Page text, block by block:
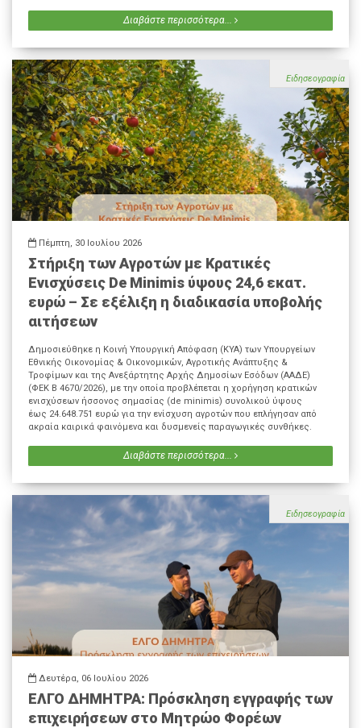
Διαβάστε περισσότερα...
Ειδησεογραφία
Πέμπτη, 30 Ιουλίου 2026
Στήριξη των Αγροτών με Κρατικές
Ενισχύσεις De Minimis ύψους 24,6 εκατ.
ευρώ – Σε εξέλιξη η διαδικασία υποβολής
αιτήσεων
Δημοσιεύθηκε η Κοινή Υπουργική Απόφαση (ΚΥΑ) των Υπουργείων
Εθνικής Οικονομίας & Οικονομικών, Αγροτικής Ανάπτυξης &
Τροφίμων και της Ανεξάρτητης Αρχής Δημοσίων Εσόδων (ΑΑΔΕ)
(ΦΕΚ Β 4670/2026), με την οποία προβλέπεται η χορήγηση κρατικών
ενισχύσεων ήσσονος σημασίας (de minimis) συνολικού ύψους
έως 24.648.751 ευρώ για την ενίσχυση αγροτών που επλήγησαν από
ακραία καιρικά φαινόμενα και δυσμενείς παραγωγικές συνθήκες.
Διαβάστε περισσότερα...
Ειδησεογραφία
Δευτέρα, 06 Ιουλίου 2026
ΕΛΓΟ ΔΗΜΗΤΡΑ: Πρόσκληση εγγραφής των
επιχειρήσεων στο Μητρώο Φορέων